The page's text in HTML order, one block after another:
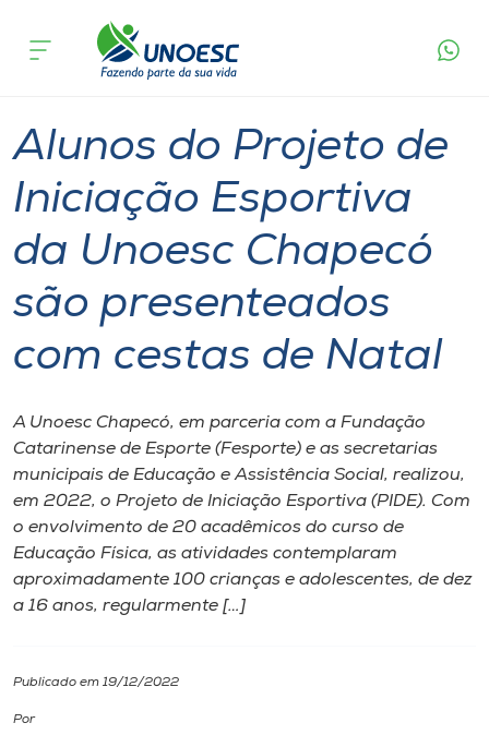
Cursos
Pesquisa
Atendimento ao Estudante
Portal de Ensino
Internacionalização
I.nova
Diplomados
acontece
de Natal
Alunos do Projeto de
Iniciação Esportiva
da Unoesc Chapecó
são presenteados
com cestas de Natal
A Unoesc Chapecó, em parceria com a Fundação
Catarinense de Esporte (Fesporte) e as secretarias
municipais de Educação e Assistência Social, realizou,
em 2022, o Projeto de Iniciação Esportiva (PIDE). Com
o envolvimento de 20 acadêmicos do curso de
Educação Física, as atividades contemplaram
aproximadamente 100 crianças e adolescentes, de dez
a 16 anos, regularmente […]
Publicado em 19/12/2022
Por